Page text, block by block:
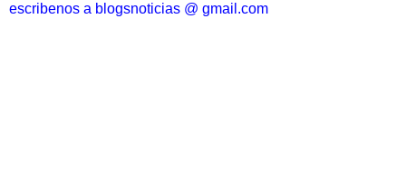
escribenos a blogsnoticias @ gmail.com